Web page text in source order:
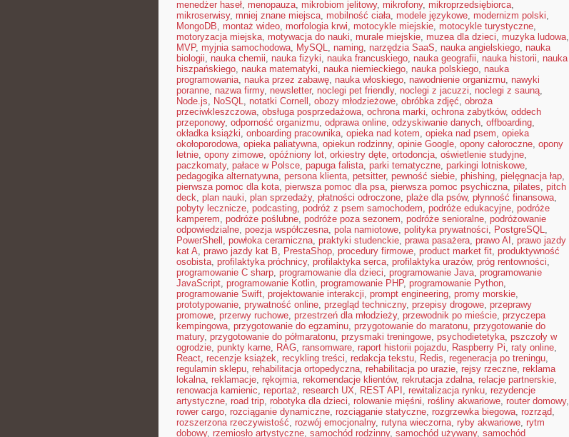
menedżer haseł, menopauza, mikrobiom jelitowy, mikrofony, mikroprzedsiębiorca,
mikroserwisy, mniej znane miejsca, mobilność ciała, modele językowe, modernizm polski,
MongoDB, montaż wideo, morfologia krwi, motocykle miejskie, motocykle turystyczne,
motoryzacja miejska, motywacja do nauki, murale miejskie, muzea dla dzieci, muzyka ludowa,
MVP, myjnia samochodowa, MySQL, naming, narzędzia SaaS, nauka angielskiego, nauka
biologii, nauka chemii, nauka fizyki, nauka francuskiego, nauka geografii, nauka historii, nauka
hiszpańskiego, nauka matematyki, nauka niemieckiego, nauka polskiego, nauka
programowania, nauka przez zabawę, nauka włoskiego, nawodnienie organizmu, nawyki
poranne, nazwa firmy, newsletter, noclegi pet friendly, noclegi z jacuzzi, noclegi z sauną,
Node.js, NoSQL, notatki Cornell , obozy młodzieżowe, obróbka zdjęć, obroża
przeciwkleszczowa, obsługa posprzedażowa, ochrona marki, ochrona zabytków, oddech
przeponowy, odporność organizmu, odprawa online, odzyskiwanie danych, offboarding,
okładka książki, onboarding pracownika, opieka nad kotem, opieka nad psem, opieka
okołoporodowa, opieka paliatywna, opiekun rodzinny, opinie Google, opony całoroczne, opony
letnie, opony zimowe, opóźniony lot, orkiestry dęte, ortodoncja, oświetlenie studyjne,
paczkomaty, pałace w Polsce, papuga falista, parki tematyczne, parkingi lotniskowe,
pedagogika alternatywna, persona klienta, petsitter, pewność siebie, phishing, pielęgnacja łap,
pierwsza pomoc dla kota, pierwsza pomoc dla psa, pierwsza pomoc psychiczna, pilates, pitch
deck, plan nauki, plan sprzedaży, płatności odroczone, plaże dla psów, płynność finansowa,
pobyty lecznicze, podcasting, podróż z psem samochodem, podróże edukacyjne, podróże
kamperem, podróże poślubne, podróże poza sezonem, podróże senioralne, podróżowanie
odpowiedzialne, poezja współczesna, pola namiotowe, polityka prywatności, PostgreSQL,
PowerShell , powłoka ceramiczna, praktyki studenckie, prawa pasażera, prawo AI , prawo jazdy
kat A, prawo jazdy kat B, PrestaShop, procedury firmowe, product market fit, produktywność
osobista, profilaktyka próchnicy, profilaktyka serca, profilaktyka urazów, próg rentowności,
programowanie C sharp, programowanie dla dzieci, programowanie Java, programowanie
JavaScript, programowanie Kotlin, programowanie PHP, programowanie Python,
programowanie Swift, projektowanie interakcji, prompt engineering, promy morskie,
prototypowanie, prywatność online, przegląd techniczny, przepisy drogowe, przeprawy
promowe, przerwy ruchowe, przestrzeń dla młodzieży, przewodnik po mieście, przyczepa
kempingowa, przygotowanie do egzaminu, przygotowanie do maratonu, przygotowanie do
matury, przygotowanie do półmaratonu, przysmaki treningowe, psychodietetyka, pszczoły w
ogrodzie, punkty karne, RAG, ransomware, raport historii pojazdu, Raspberry Pi, raty online,
React, recenzje książek, recykling treści, redakcja tekstu, Redis, regeneracja po treningu,
regulamin sklepu, rehabilitacja ortopedyczna, rehabilitacja po urazie, rejsy rzeczne, reklama
lokalna, reklamacje, rękojmia, rekomendacje klientów, rekrutacja zdalna, relacje partnerskie,
renowacja kamienic, reportaż, research UX, REST API , rewitalizacja rynku, rezydencje
artystyczne, road trip, robotyka dla dzieci, rolowanie mięśni, rośliny akwariowe, router domowy,
rower cargo, rozciąganie dynamiczne, rozciąganie statyczne, rozgrzewka biegowa, rozrząd,
rozszerzona rzeczywistość, rozwój emocjonalny, rutyna wieczorna, ryby akwariowe, rytm
dobowy, rzemiosło artystyczne, samochód rodzinny, samochód używany, samochód